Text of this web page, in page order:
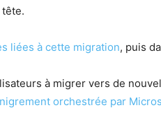
liées à cette migration, puis
à migrer vers de
orchestrée par